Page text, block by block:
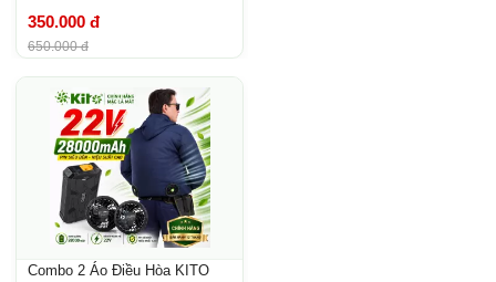
350.000 đ
650.000 đ
Combo 2 Áo Điều Hòa KITO